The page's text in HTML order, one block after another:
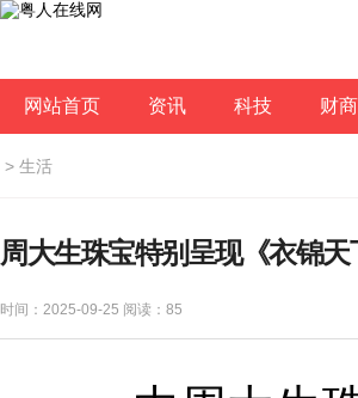
网站首页 资讯 科技 财商
> 生活
周大生珠宝特别呈现《衣锦
时间：2025-09-25 阅读： 85